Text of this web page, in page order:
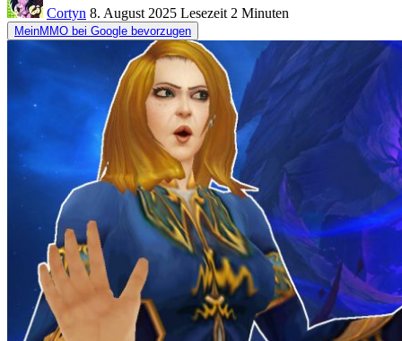
Cortyn 8. August 2025 Lesezeit 2 Minuten
MeinMMO bei Google bevorzugen